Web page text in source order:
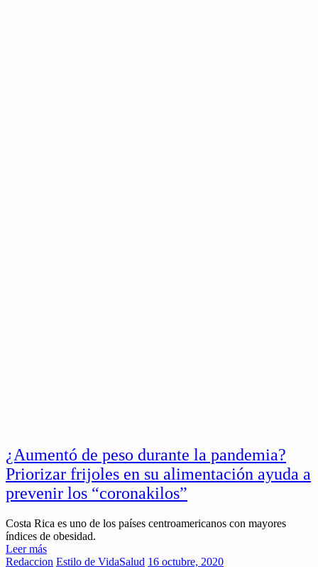
¿Aumentó de peso durante la pandemia?
Priorizar frijoles en su alimentación ayuda a
prevenir los “coronakilos”
Costa Rica es uno de los países centroamericanos con mayores
índices de obesidad.
Leer más
Redaccion Estilo de VidaSalud 16 octubre, 2020